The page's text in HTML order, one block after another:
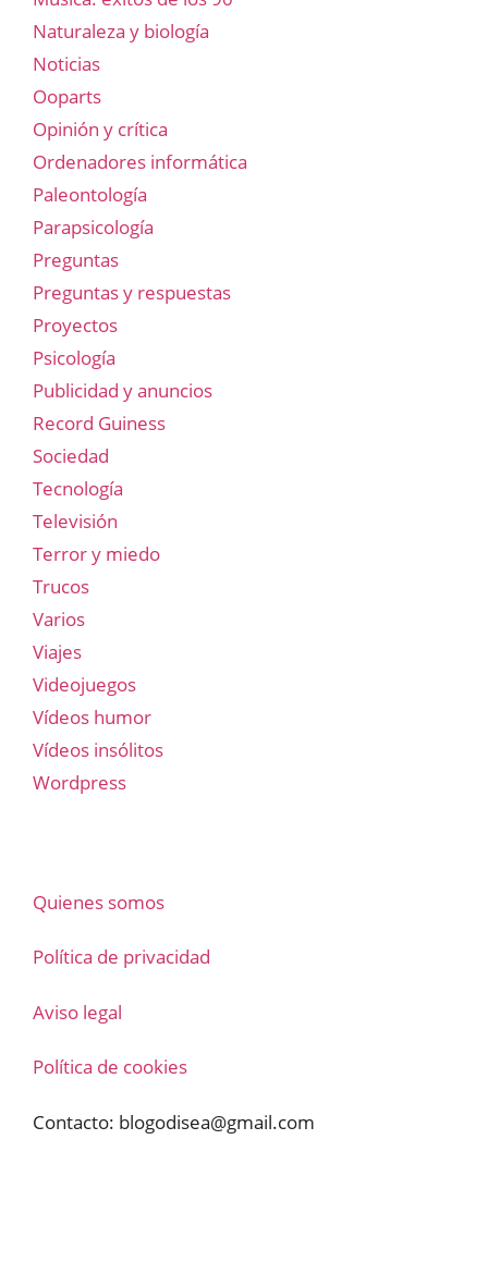
Naturaleza y biología
Noticias
Ooparts
Opinión y crítica
Ordenadores informática
Paleontología
Parapsicología
Preguntas
Preguntas y respuestas
Proyectos
Psicología
Publicidad y anuncios
Record Guiness
Sociedad
Tecnología
Televisión
Terror y miedo
Trucos
Varios
Viajes
Videojuegos
Vídeos humor
Vídeos insólitos
Wordpress
Quienes somos
Política de privacidad
Aviso legal
Política de cookies
Contacto: blogodisea@gmail.com